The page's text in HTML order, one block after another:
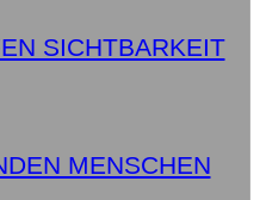
SICHTBARKEIT
MENSCHEN